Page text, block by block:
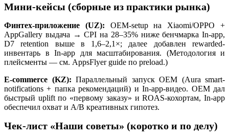
Мини-кейсы (сборные из практики рынка)
Финтех-приложение (UZ): OEM-setup на Xiaomi/OPPO +
AppGallery выдача → CPI на 28–35% ниже бенчмарка In-app,
D7 retention выше в 1,6–2,1×; далее добавлен rewarded-
инвентарь в In-app для масштабирования. (Методология и
плейсменты — см. AppsFlyer guide по preload.)
E-commerce (KZ): Параллельный запуск OEM (Aura smart-
notifications + папка рекомендаций) и In-app-видео. OEM дал
быстрый uplift по «первому заказу» и ROAS-кохортам, In-app
обеспечил охват и A/B креативных гипотез.
Чек-лист «Наши советы» (коротко и по делу)